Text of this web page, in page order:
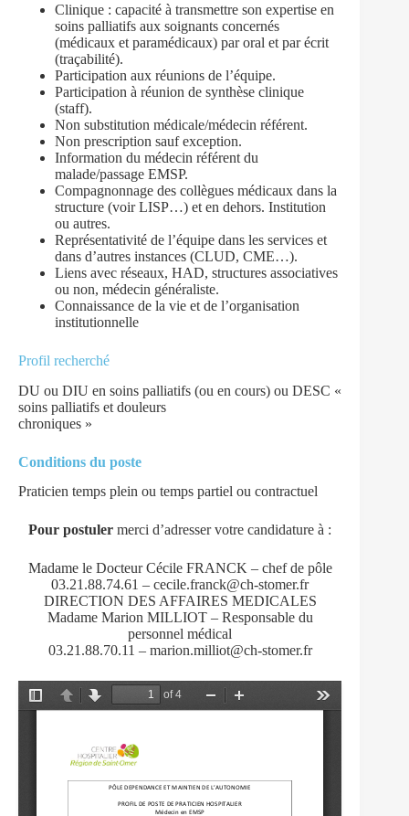
Clinique : capacité à transmettre son expertise en
soins palliatifs aux soignants concernés
(médicaux et paramédicaux) par oral et par écrit
(traçabilité).
Participation aux réunions de l’équipe.
Participation à réunion de synthèse clinique
(staff).
Non substitution médicale/médecin référent.
Non prescription sauf exception.
Information du médecin référent du
malade/passage EMSP.
Compagnonnage des collègues médicaux dans la
structure (voir LISP…) et en dehors. Institution
ou autres.
Représentativité de l’équipe dans les services et
dans d’autres instances (CLUD, CME…).
Liens avec réseaux, HAD, structures associatives
ou non, médecin généraliste.
Connaissance de la vie et de l’organisation
institutionnelle
Profil recherché
DU ou DIU en soins palliatifs (ou en cours) ou DESC «
soins palliatifs et douleurs
chroniques »
Conditions du poste
Praticien temps plein ou temps partiel ou contractuel
Pour postuler merci d’adresser votre candidature à :
Madame le Docteur Cécile FRANCK – chef de pôle
03.21.88.74.61 – cecile.franck@ch-stomer.fr
DIRECTION DES AFFAIRES MEDICALES
Madame Marion MILLIOT – Responsable du
personnel médical
03.21.88.70.11 – marion.milliot@ch-stomer.fr